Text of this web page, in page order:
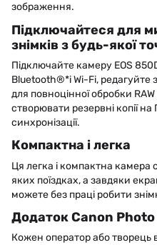
зображення.
Підключайтеся для
знімків з будь-якої
Підключайте камеру EOS
Bluetooth®*і Wi-Fi, редагуйте
для повноцінної обробки
створювати резервні копії
синхронізації.
Компактна і легка
Ця легка і компактна
яких поїздках, а завдяки
можете без праці робити
Додаток Canon
Кожен оператор або творець